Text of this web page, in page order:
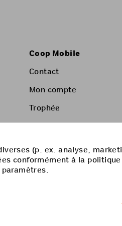
Coop Mobile
Contact
Mon compte
Trophée
(p. ex. analyse,
conformément à la